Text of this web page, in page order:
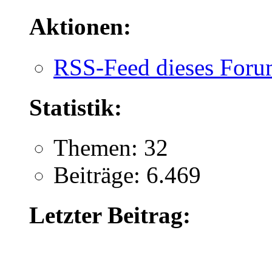
Aktionen:
RSS-Feed dieses
Statistik:
Themen: 32
Beiträge: 6.469
Letzter Beitrag: